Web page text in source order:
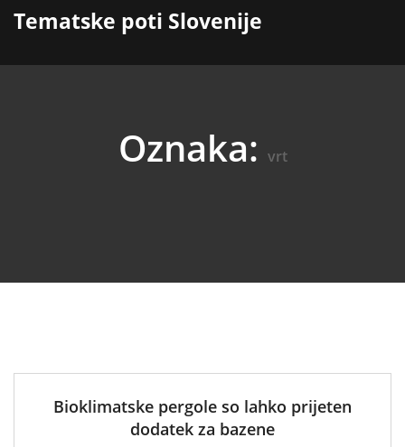
Tematske poti Slovenije
Oznaka: vrt
Bioklimatske pergole so lahko prijeten
dodatek za bazene